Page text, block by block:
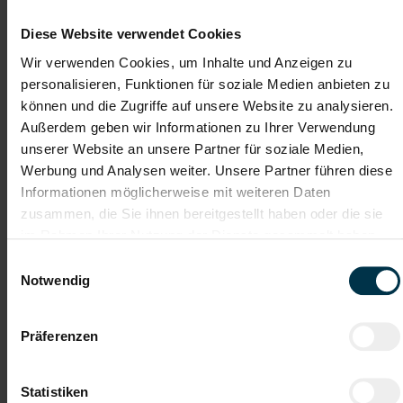
Diese Website verwendet Cookies
Wir verwenden Cookies, um Inhalte und Anzeigen zu
personalisieren, Funktionen für soziale Medien anbieten zu
können und die Zugriffe auf unsere Website zu analysieren.
Außerdem geben wir Informationen zu Ihrer Verwendung
unserer Website an unsere Partner für soziale Medien,
Werbung und Analysen weiter. Unsere Partner führen diese
Informationen möglicherweise mit weiteren Daten
zusammen, die Sie ihnen bereitgestellt haben oder die sie
Notwendig
Präferenzen
Statistiken
finden, der genau den Vorstellungen, Bedürfnissen und
Karriereweg zu begleiten.
Mit nur einer Bewerbung bekommt man bei uns Zugang zu
zahlreichen Jobangeboten in verschiedenen Branchen und
Bereichen. Jetzt bewerben und Traumjob finden! Wir freuen
uns auf ein Kennenlernen!
Karriere-Coaching mit der
Zahlreiche Stellenangebote